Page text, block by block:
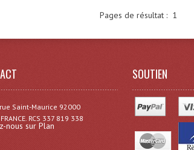
Pages de résultat : 1
Saint-Maurice 92000
RCS 337 819 338
nous sur Plan
SOUTIEN